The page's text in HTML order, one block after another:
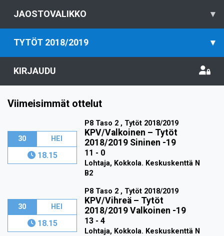
JAOSTOVALIKKO ▾
TYTÖT 2018/2019 ▾
KIRJAUDU
Viimeisimmät ottelut
30 HEI
18.15
P8 Taso 2 , Tytöt 2018/2019
KPV/Valkoinen – Tytöt
2018/2019 Sininen -19
11 - 0
Lohtaja, Kokkola. Keskuskenttä N
B2
30 HEI
18.15
P8 Taso 2 , Tytöt 2018/2019
KPV/Vihreä – Tytöt
2018/2019 Valkoinen -19
13 - 4
Lohtaja, Kokkola. Keskuskenttä N